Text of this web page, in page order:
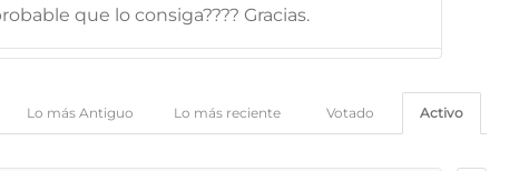
que lo consiga???? Gracias.
Activo
Votado
Lo más reciente
Lo más Antiguo